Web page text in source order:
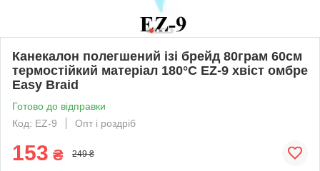
Канекалон полегшений ізі брейд 80грам 60см
термостійкий матеріал 180°C EZ-9 хвіст омбре
Easy Braid
Готово до відправки
Код: EZ-9
Опт і роздріб
153 ₴ 249 ₴